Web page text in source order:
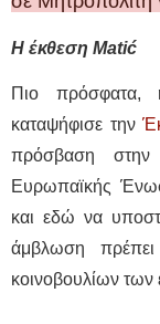
Η έκθεση Matić
Πιο πρόσφατα,
καταψήφισε την
πρόσβαση
Ευρωπαϊκής
και εδώ να
άμβλωση
κοινοβουλίων